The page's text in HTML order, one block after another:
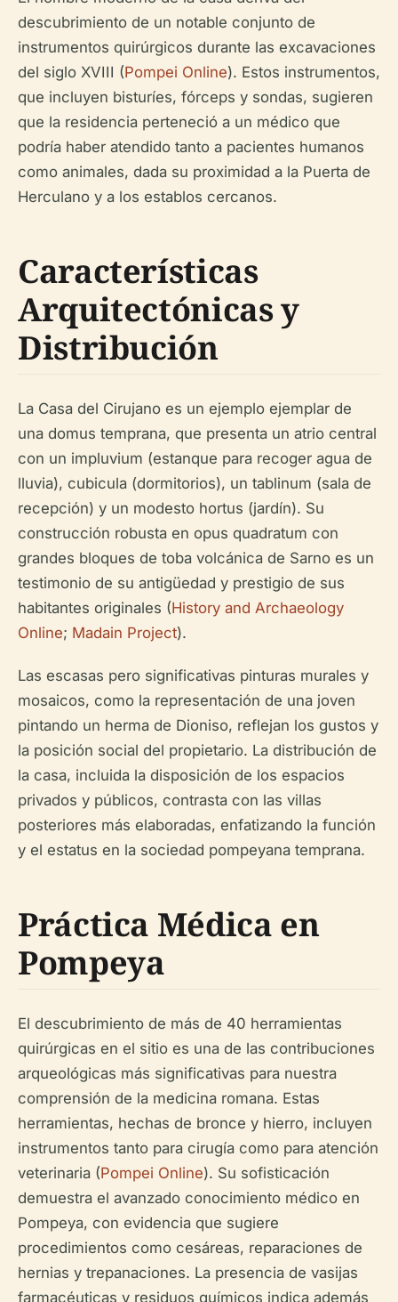
descubrimiento de un notable conjunto de
instrumentos quirúrgicos durante las excavaciones
del siglo XVIII (Pompei Online). Estos instrumentos,
que incluyen bisturíes, fórceps y sondas, sugieren
que la residencia perteneció a un médico que
podría haber atendido tanto a pacientes humanos
como animales, dada su proximidad a la Puerta de
Herculano y a los establos cercanos.
Características
Arquitectónicas y
Distribución
La Casa del Cirujano es un ejemplo ejemplar de
una domus temprana, que presenta un atrio central
con un impluvium (estanque para recoger agua de
lluvia), cubicula (dormitorios), un tablinum (sala de
recepción) y un modesto hortus (jardín). Su
construcción robusta en opus quadratum con
grandes bloques de toba volcánica de Sarno es un
testimonio de su antigüedad y prestigio de sus
habitantes originales (History and Archaeology
Online; Madain Project).
Las escasas pero significativas pinturas murales y
mosaicos, como la representación de una joven
pintando un herma de Dioniso, reflejan los gustos y
la posición social del propietario. La distribución de
la casa, incluida la disposición de los espacios
privados y públicos, contrasta con las villas
posteriores más elaboradas, enfatizando la función
y el estatus en la sociedad pompeyana temprana.
Práctica Médica en
Pompeya
El descubrimiento de más de 40 herramientas
quirúrgicas en el sitio es una de las contribuciones
arqueológicas más significativas para nuestra
comprensión de la medicina romana. Estas
herramientas, hechas de bronce y hierro, incluyen
instrumentos tanto para cirugía como para atención
veterinaria (Pompei Online). Su sofisticación
demuestra el avanzado conocimiento médico en
Pompeya, con evidencia que sugiere
procedimientos como cesáreas, reparaciones de
hernias y trepanaciones. La presencia de vasijas
farmacéuticas y residuos químicos indica además